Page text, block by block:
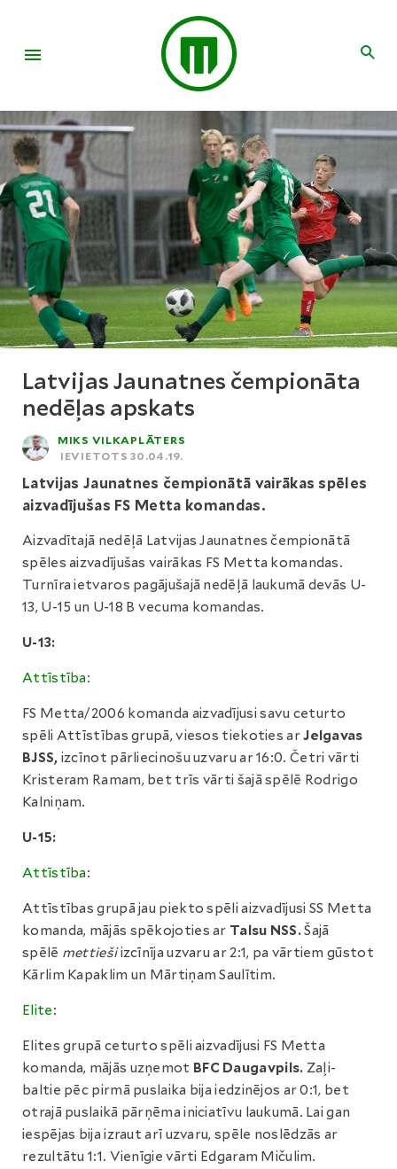
Latvijas Jaunatnes čempionāta
nedēļas apskats
MIKS VILKAPLĀTERS
IEVIETOTS 30.04.19.
Latvijas Jaunatnes čempionātā vairākas spēles
aizvadījušas FS Metta komandas.
Aizvadītajā nedēļā Latvijas Jaunatnes čempionātā
spēles aizvadījušas vairākas FS Metta komandas.
Turnīra ietvaros pagājušajā nedēļā laukumā devās U-
13, U-15 un U-18 B vecuma komandas.
U-13:
Attīstība:
FS Metta/2006 komanda aizvadījusi savu ceturto
spēli Attīstības grupā, viesos tiekoties arJelgavas
BJSS, izcīnot pārliecinošu uzvaru ar 16:0. Četri vārti
Kristeram Ramam, bet trīs vārti šajā spēlē Rodrigo
Kalniņam.
U-15:
Attīstība:
Attīstības grupā jau piekto spēli aizvadījusi SS Metta
komanda, mājās spēkojoties ar Talsu NSS.Šajā
spēlē mettiešiizcīnīja uzvaru ar 2:1, pa vārtiem gūstot
Kārlim Kapaklim un Mārtiņam Saulītim.
Elite:
Elites grupā ceturto spēli aizvadījusi FS Metta
komanda, mājās uzņemot BFC Daugavpils. Zaļi-
baltie pēc pirmā puslaika bija iedzinējos ar 0:1, bet
otrajā puslaikā pārņēma iniciatīvu laukumā. Lai gan
iespējas bija izraut arī uzvaru, spēle noslēdzās ar
rezultātu 1:1. Vienīgie vārti Edgaram Mičulim.